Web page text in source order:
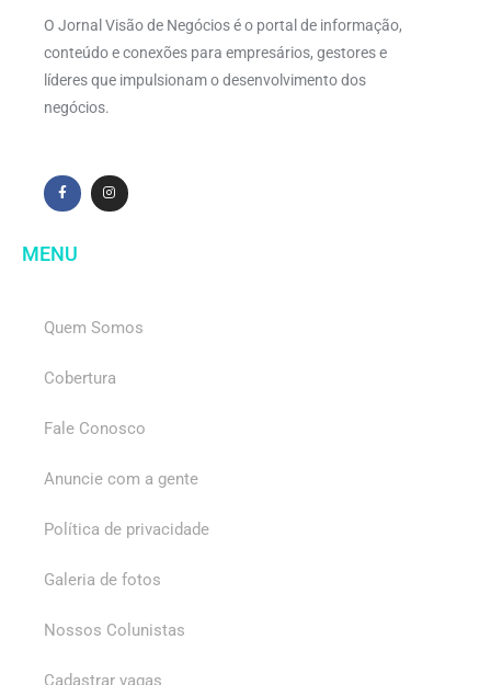
O Jornal Visão de Negócios é o portal de informação,
conteúdo e conexões para empresários, gestores e
líderes que impulsionam o desenvolvimento dos
negócios.
MENU
Quem Somos
Cobertura
Fale Conosco
Anuncie com a gente
Política de privacidade
Galeria de fotos
Nossos Colunistas
Cadastrar vagas